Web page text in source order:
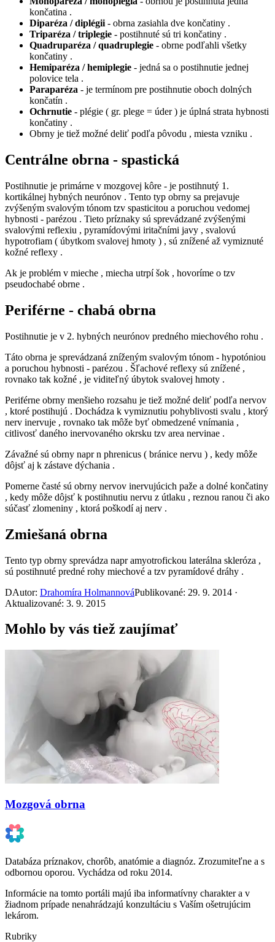
končatina .
Diparéza / diplégii - obrna zasiahla dve končatiny .
Triparéza / triplegie - postihnuté sú tri končatiny .
Quadruparéza / quadruplegie - obrne podľahli všetky
končatiny .
Hemiparéza / hemiplegie - jedná sa o postihnutie jednej
polovice tela .
Paraparéza - je termínom pre postihnutie oboch dolných
končatín .
Ochrnutie - plégie ( gr. plege = úder ) je úplná strata hybnosti
končatiny .
Obrny je tiež možné deliť podľa pôvodu , miesta vzniku .
Centrálne obrna - spastická
Postihnutie je primárne v mozgovej kôre - je postihnutý 1.
kortikálnej hybných neurónov . Tento typ obrny sa prejavuje
zvýšeným svalovým tónom tzv spasticitou a poruchou vedomej
hybnosti - parézou . Tieto príznaky sú sprevádzané zvýšenými
svalovými reflexiu , pyramídovými iritačními javy , svalovú
hypotrofiam ( úbytkom svalovej hmoty ) , sú znížené až vymiznuté
kožné reflexy .
Ak je problém v mieche , miecha utrpí šok , hovoríme o tzv
pseudochabé obrne .
Periférne - chabá obrna
Postihnutie je v 2. hybných neurónov predného miechového rohu .
Táto obrna je sprevádzaná zníženým svalovým tónom - hypotóniou
a poruchou hybnosti - parézou . Šľachové reflexy sú znížené ,
rovnako tak kožné , je viditeľný úbytok svalovej hmoty .
Periférne obrny menšieho rozsahu je tiež možné deliť podľa nervov
, ktoré postihujú . Dochádza k vymiznutiu pohyblivosti svalu , ktorý
nerv inervuje , rovnako tak môže byť obmedzené vnímania ,
citlivosť daného inervovaného okrsku tzv area nervinae .
Závažné sú obrny napr n phrenicus ( bránice nervu ) , kedy môže
dôjsť aj k zástave dýchania .
Pomerne časté sú obrny nervov inervujúcich paže a dolné končatiny
, kedy môže dôjsť k postihnutiu nervu z útlaku , reznou ranou či ako
súčasť zlomeniny , ktorá poškodí aj nerv .
Zmiešaná obrna
Tento typ obrny sprevádza napr amyotrofickou laterálna skleróza ,
sú postihnuté predné rohy miechové a tzv pyramídové dráhy .
DAutor: Drahomíra HolmannováPublikované: 29. 9. 2014 ·
Aktualizované: 3. 9. 2015
Mohlo by vás tiež zaujímať
Mozgová obrna
Databáza príznakov, chorôb, anatómie a diagnóz. Zrozumiteľne a s
odbornou oporou. Vychádza od roku 2014.
Informácie na tomto portáli majú iba informatívny charakter a v
žiadnom prípade nenahrádzajú konzultáciu s Vaším ošetrujúcim
lekárom.
Rubriky